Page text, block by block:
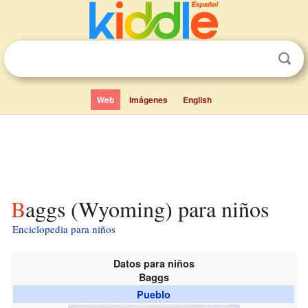
Web Imágenes English
Baggs (Wyoming) para niños
Enciclopedia para niños
Datos para niños
Baggs
Pueblo